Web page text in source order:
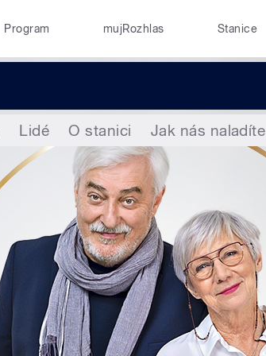
Program mujRozhlas Stanice
Lidé O stanici Jak nás naladíte